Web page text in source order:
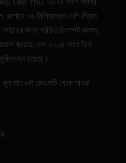
জাপানে ৩৬ মিলিয়নেরও বেশি স্ট্রিম
সাউন্ডের জন্য পরিচিত চিলস্পট জাপান,
করেছে এবং ২০২৪ সালে চীনা
হয়েছে।
রাত ৯টা জেএসটি থেকে পাওয়া